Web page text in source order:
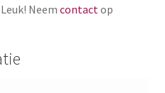
Neem contact op